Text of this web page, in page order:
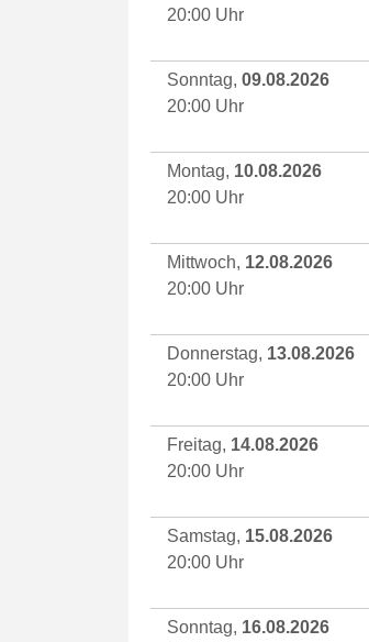
20:00 Uhr
Sonntag, 09.08.2026
20:00 Uhr
Montag, 10.08.2026
20:00 Uhr
Mittwoch, 12.08.2026
20:00 Uhr
Donnerstag, 13.08.2026
20:00 Uhr
Freitag, 14.08.2026
20:00 Uhr
Samstag, 15.08.2026
20:00 Uhr
Sonntag, 16.08.2026